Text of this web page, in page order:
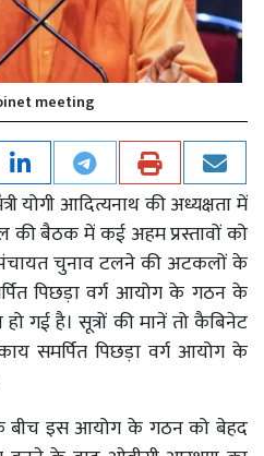
meeting
योगी आदित्यनाथ की अध्यक्षता में
की बैठक में कई अहम प्रस्तावों को
चुनाव टलने की अटकलों के
पिछड़ा वर्ग आयोग के गठन के
गई है। सूत्रों की मानें तो कैबिनेट
समर्पित पिछड़ा वर्ग आयोग के
बीच इस आयोग के गठन को बेहद